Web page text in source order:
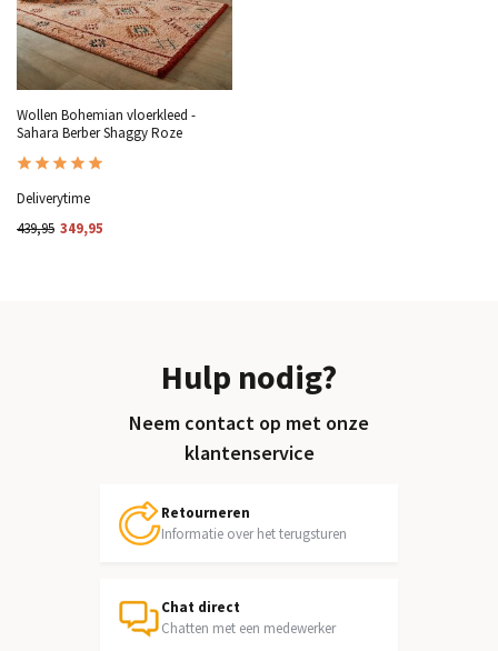
Wollen Bohemian vloerkleed -
Sahara Berber Shaggy Roze
Deliverytime
439,95 349,95
Hulp nodig?
Neem contact op met onze
klantenservice
Retourneren
Informatie over het terugsturen
Chat direct
Chatten met een medewerker